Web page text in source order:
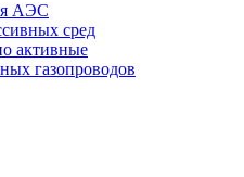
АЭС
сред
активные
газопроводов